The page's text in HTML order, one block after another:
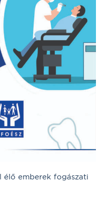
emberek fogászati